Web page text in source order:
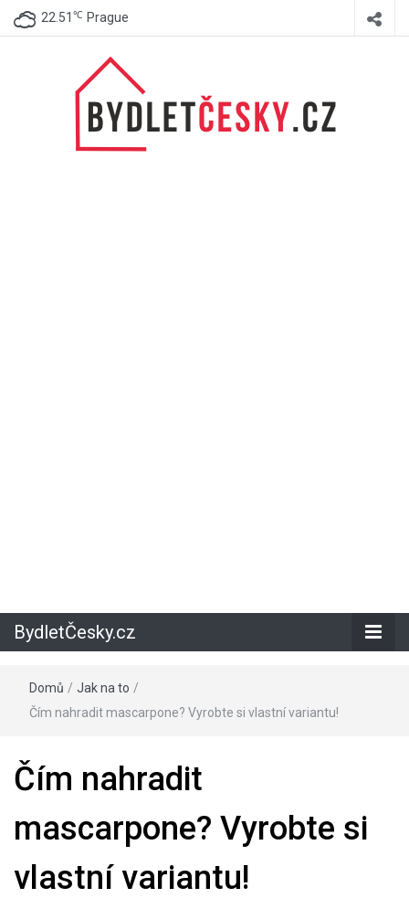
22.51 ℃ Prague
BydletČesky.cz
Domů / Jak na to /
Čím nahradit mascarpone? Vyrobte si vlastní variantu!
Čím nahradit
mascarpone? Vyrobte si
vlastní variantu!